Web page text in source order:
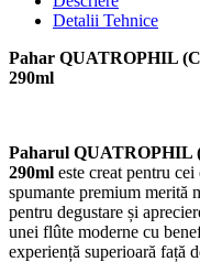
Detalii Tehnice
Pahar QUATROPHIL
290ml
Paharul QUATROPHIL
290ml este creat pentru
spumante premium merită
pentru degustare și
unei flûte moderne cu
experiență superioară față